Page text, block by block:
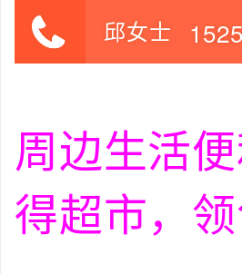
邱女士
周边生活
得超市，